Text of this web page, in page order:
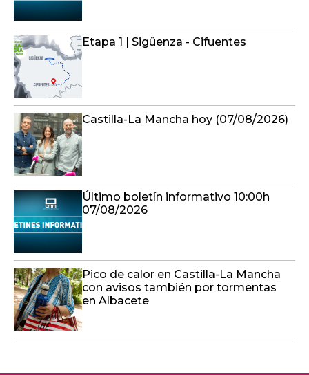
Etapa 1 | Sigüenza - Cifuentes
Castilla-La Mancha hoy (07/08/2026)
Último boletín informativo 10:00h
07/08/2026
Pico de calor en Castilla-La Mancha
con avisos también por tormentas
en Albacete